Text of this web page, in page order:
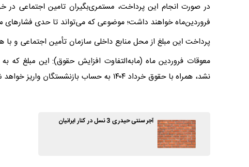
در صورت انجام این پرداخت، مستمری‌بگیران تامین اجتماعی در
فروردین‌ماه خواهند داشت؛ موضوعی که می‌تواند تا حدی فشارهای
پرداخت این مبلغ از محل منابع داخلی سازمان تأمین اجتماعی و
معوقات فروردین ماه (مابه‌التفاوت افزایش حقوق): این مبلغ که
نشد، همراه با حقوق خرداد ۱۴۰۴ به حساب بازنشستگان واریز خواهد شد.
آجر سنتی حیدری 3 نسل در کنار ایرانیان